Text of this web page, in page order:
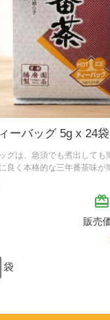
ーバッグ 5g x 24袋
グは、急須でも煮出しても
良く本格的な三年番茶味が
redeem
販売
袋